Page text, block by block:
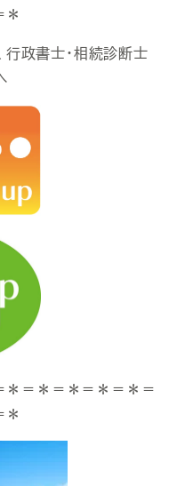
政書士・相続診断士
＝＊＝＊＝＊＝＊＝